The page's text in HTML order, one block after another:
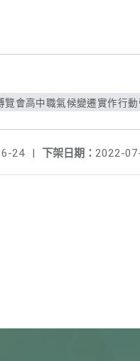
覽會高中職氣候變遷實作行
下架日期： 2022-
24 |